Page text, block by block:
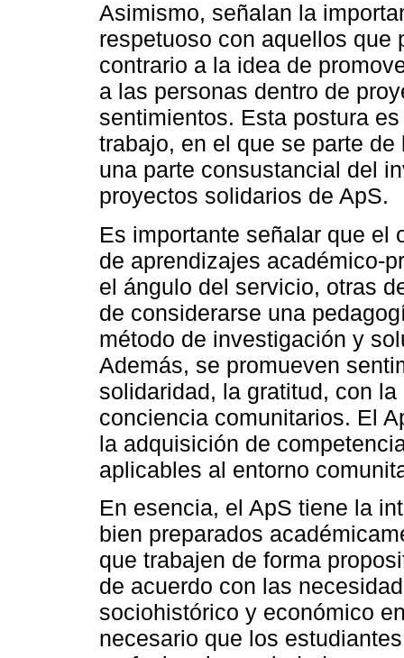
Asimismo, señalan la
respetuoso con aquellos que
contrario a la idea de
a las personas dentro de
sentimientos. Esta postura
trabajo, en el que se parte
una parte consustancial del
proyectos solidarios de ApS.
Es importante señalar que el
de aprendizajes académico-
el ángulo del servicio, otras
de considerarse una
método de investigación y
Además, se promueven
solidaridad, la gratitud, con
conciencia comunitarios. El
la adquisición de
aplicables al entorno
En esencia, el ApS tiene la
bien preparados
que trabajen de forma
de acuerdo con las
sociohistórico y económico
necesario que los